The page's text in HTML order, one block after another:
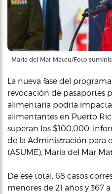
María del Mar Mateu/Foto
La nueva fase del
revocación de pasaportes
alimentaria podría
alimentantes en Puerto
superan los $100,000,
de la Administración para
(ASUME), María del Mar
De ese total, 68 casos
menores de 21 años y 367